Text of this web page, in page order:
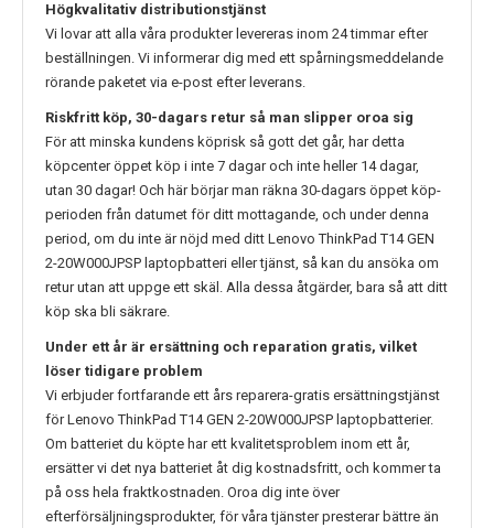
Högkvalitativ distributionstjänst
Vi lovar att alla våra produkter levereras inom 24 timmar efter
beställningen. Vi informerar dig med ett spårningsmeddelande
rörande paketet via e-post efter leverans.
Riskfritt köp, 30-dagars retur så man slipper oroa sig
För att minska kundens köprisk så gott det går, har detta
köpcenter öppet köp i inte 7 dagar och inte heller 14 dagar,
utan 30 dagar! Och här börjar man räkna 30-dagars öppet köp-
perioden från datumet för ditt mottagande, och under denna
period, om du inte är nöjd med ditt Lenovo ThinkPad T14 GEN
2-20W000JPSP laptopbatteri eller tjänst, så kan du ansöka om
retur utan att uppge ett skäl. Alla dessa åtgärder, bara så att ditt
köp ska bli säkrare.
Under ett år är ersättning och reparation gratis, vilket
löser tidigare problem
Vi erbjuder fortfarande ett års reparera-gratis ersättningstjänst
förLenovo ThinkPad T14 GEN 2-20W000JPSP laptopbatterier.
Om batteriet du köpte har ett kvalitetsproblem inom ett år,
ersätter vi det nya batteriet åt dig kostnadsfritt, och kommer ta
på oss hela fraktkostnaden. Oroa dig inte över
efterförsäljningsprodukter, för våra tjänster presterar bättre än